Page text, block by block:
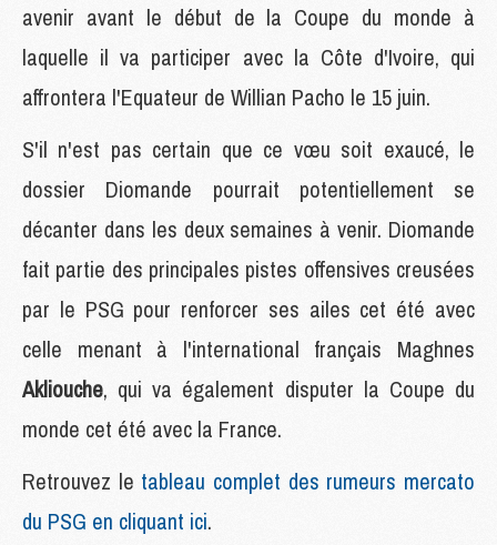
avenir avant le début de la Coupe du monde à
laquelle il va participer avec la Côte d'Ivoire, qui
affrontera l'Equateur de Willian Pacho le 15 juin.
S'il n'est pas certain que ce vœu soit exaucé, le
dossier Diomande pourrait potentiellement se
décanter dans les deux semaines à venir. Diomande
fait partie des principales pistes offensives creusées
par le PSG pour renforcer ses ailes cet été avec
celle menant à l'international français Maghnes
Akliouche, qui va également disputer la Coupe du
monde cet été avec la France.
Retrouvez le tableau complet des rumeurs mercato
du PSG en cliquant ici.